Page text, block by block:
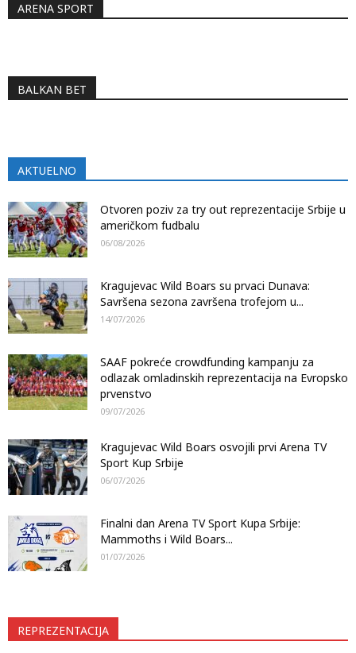
ARENA SPORT
BALKAN BET
AKTUELNO
Otvoren poziv za try out reprezentacije Srbije u
američkom fudbalu
06/08/2026
Kragujevac Wild Boars su prvaci Dunava:
Savršena sezona završena trofejom u...
14/07/2026
SAAF pokreće crowdfunding kampanju za
odlazak omladinskih reprezentacija na Evropsko
prvenstvo
09/07/2026
Kragujevac Wild Boars osvojili prvi Arena TV
Sport Kup Srbije
06/07/2026
Finalni dan Arena TV Sport Kupa Srbije:
Mammoths i Wild Boars...
01/07/2026
REPREZENTACIJA